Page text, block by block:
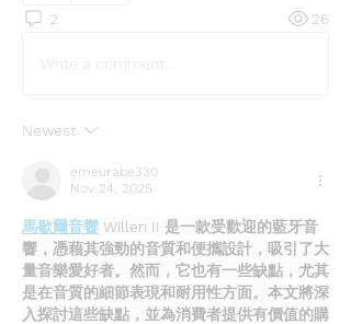
2 26
Write a comment...
Newest
emeurabe330
Nov 24, 2025
馬歇爾音響 Willen II 是一款受歡迎的藍牙音
響，憑藉其強勁的音質和便攜設計，吸引了大
量音樂愛好者。然而，它也有一些缺點，尤其
是在音質的細節表現和耐用性方面。本文將深
入探討這些缺點，並為消費者提供有價值的購